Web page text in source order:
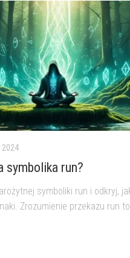
2024
symbolika run?
symboliki run i odkryj,
Zrozumienie przekazu run